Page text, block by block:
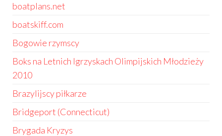
boatplans.net
boatskiff.com
Bogowie rzymscy
Boks na Letnich Igrzyskach Olimpijskich Młodzieży
2010
Brazylijscy piłkarze
Bridgeport (Connecticut)
Brygada Kryzys